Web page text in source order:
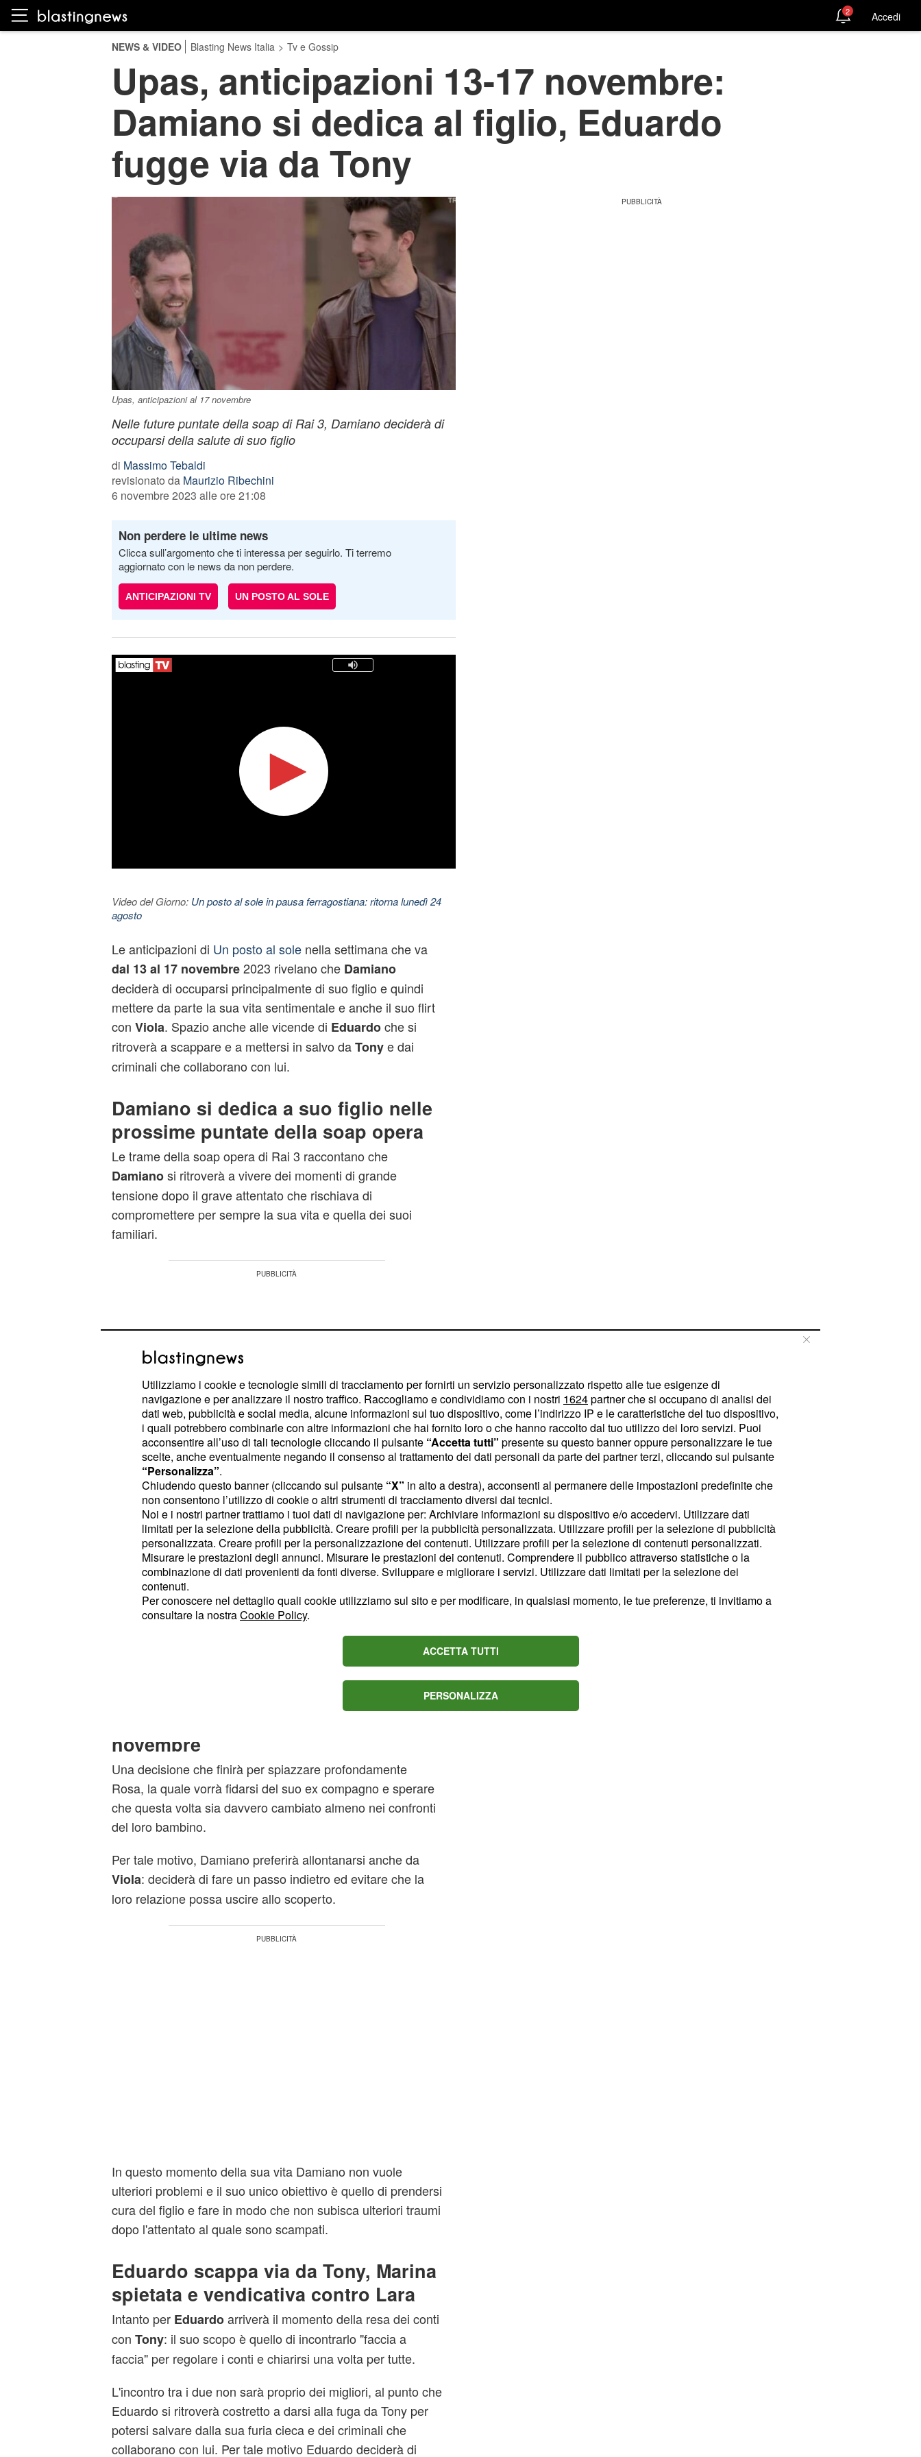
2 Accedi
NEWS & VIDEO Blasting News Italia > Tv e Gossip
Upas, anticipazioni 13-17 novembre:
Damiano si dedica al figlio, Eduardo
fugge via da Tony
Upas, anticipazioni al 17 novembre
Nelle future puntate della soap di Rai 3, Damiano deciderà di
occuparsi della salute di suo figlio
di Massimo Tebaldi
revisionato da Maurizio Ribechini
6 novembre 2023 alle ore 21:08
Non perdere le ultime news
Clicca sull’argomento che ti interessa per seguirlo. Ti terremo
aggiornato con le news da non perdere.
ANTICIPAZIONI TV UN POSTO AL SOLE
Video del Giorno: Un posto al sole in pausa ferragostiana: ritorna lunedì 24
agosto
Le anticipazioni di Un posto al solenella settimana che va
dal 13 al 17 novembre2023 rivelano che Damiano
deciderà di occuparsi principalmente di suo figlio e quindi
mettere da parte la sua vita sentimentale e anche il suo flirt
con Viola. Spazio anche alle vicende di Eduardoche si
ritroverà a scappare e a mettersi in salvo daTonye dai
criminali che collaborano con lui.
Damiano si dedica a suo figlio nelle
prossime puntate della soap opera
Le trame della soap opera di Rai 3 raccontano che
Damianosi ritroverà a vivere dei momenti di grande
tensione dopo il grave attentato che rischiava di
compromettere per sempre la sua vita e quella dei suoi
familiari.
Dopo che suo figlio ha rischiato di morire in questo attentato
realizzato per colpire il poliziotto e i suoi piani da infiltrato
nella polizia,Damianosi renderà conto che deve dedicarsi
e concentrarsi al suo bambino.
Per tale motivo, comunicherà alla sua exRosache da
questo momento in poi intende essere maggiormente
presente nella vita del bimbo e di voler prendersi cura di lui,
Damiano si allontana da Viola nelle
novembre
Una decisione che finirà per spiazzare profondamente
Rosa, la quale vorrà fidarsi del suo ex compagno e sperare
che questa volta sia davvero cambiato almeno nei confronti
del loro bambino.
Per tale motivo, Damiano preferirà allontanarsi anche da
Viola: deciderà di fare un passo indietro ed evitare che la
loro relazione possa uscire allo scoperto.
In questo momento della sua vita Damiano non vuole
ulteriori problemi e il suo unico obiettivo è quello di prendersi
cura del figlio e fare in modo che non subisca ulteriori traumi
dopo l'attentato al quale sono scampati.
Eduardo scappa via da Tony, Marina
spietata e vendicativa contro Lara
Intanto per Eduardoarriverà il momento della resa dei conti
con Tony: il suo scopo è quello di incontrarlo "faccia a
faccia" per regolare i conti e chiarirsi una volta per tutte.
L'incontro tra i due non sarà proprio dei migliori, al punto che
Eduardo si ritroverà costretto a darsi alla fuga da Tony per
potersi salvare dalla sua furia cieca e dei criminali che
collaborano con lui. Per tale motivo Eduardo deciderà di
Utilizziamo i cookie e tecnologie simili di tracciamento per fornirti un servizio personalizzato rispetto alle tue esigenze di
navigazione e per analizzare il nostro traffico. Raccogliamo e condividiamo con i nostri 1624partner che si occupano di analisi dei
dati web, pubblicità e social media, alcune informazioni sul tuo dispositivo, come l’indirizzo IP e le caratteristiche del tuo dispositivo,
i quali potrebbero combinarle con altre informazioni che hai fornito loro o che hanno raccolto dal tuo utilizzo dei loro servizi. Puoi
acconsentire all’uso di tali tecnologie cliccando il pulsante “Accetta tutti” presente su questo banner oppure personalizzare le tue
scelte, anche eventualmente negando il consenso al trattamento dei dati personali da parte dei partner terzi, cliccando sul pulsante
“Personalizza”.
Chiudendo questo banner (cliccando sul pulsante “X” in alto a destra), acconsenti al permanere delle impostazioni predefinite che
non consentono l’utilizzo di cookie o altri strumenti di tracciamento diversi dai tecnici.
Noi e i nostri partner trattiamo i tuoi dati di navigazione per: Archiviare informazioni su dispositivo e/o accedervi. Utilizzare dati
limitati per la selezione della pubblicità. Creare profili per la pubblicità personalizzata. Utilizzare profili per la selezione di pubblicità
personalizzata. Creare profili per la personalizzazione dei contenuti. Utilizzare profili per la selezione di contenuti personalizzati.
Misurare le prestazioni degli annunci. Misurare le prestazioni dei contenuti. Comprendere il pubblico attraverso statistiche o la
combinazione di dati provenienti da fonti diverse. Sviluppare e migliorare i servizi. Utilizzare dati limitati per la selezione dei
contenuti.
Per conoscere nel dettaglio quali cookie utilizziamo sul sito e per modificare, in qualsiasi momento, le tue preferenze, ti invitiamo a
consultare la nostraCookie Policy.
ACCETTA TUTTI
PERSONALIZZA